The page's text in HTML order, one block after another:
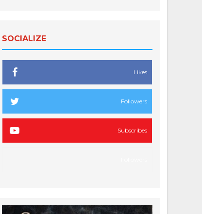
SOCIALIZE
Likes
Followers
Subscribes